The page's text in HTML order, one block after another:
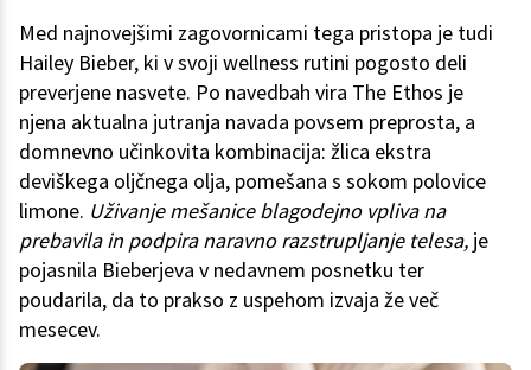
Med najnovejšimi zagovornicami tega pristopa je tudi
Hailey Bieber, ki v svoji wellness rutini pogosto deli
preverjene nasvete. Po navedbah vira The Ethos je
njena aktualna jutranja navada povsem preprosta, a
domnevno učinkovita kombinacija: žlica ekstra
deviškega oljčnega olja, pomešana s sokom polovice
limone. Uživanje mešanice blagodejno vpliva na
prebavila in podpira naravno razstrupljanje telesa, je
pojasnila Bieberjeva v nedavnem posnetku ter
poudarila, da to prakso z uspehom izvaja že več
mesecev.